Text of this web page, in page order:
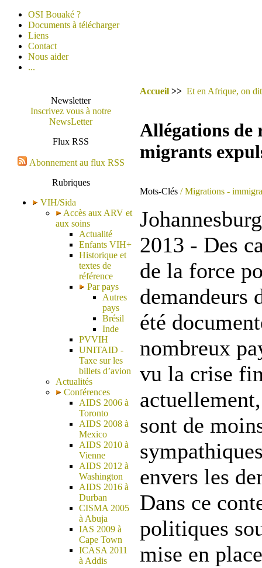
OSI Bouaké ?
Documents à télécharger
Liens
Contact
Nous aider
...
Newsletter
Inscrivez vous à notre
NewsLetter
Flux RSS
Abonnement au flux RSS
Rubriques
VIH/Sida
Accès aux ARV et
aux soins
Actualité
Enfants VIH+
Historique et
textes de
référence
Par pays
Autres
pays
Brésil
Inde
PVVIH
UNITAID -
Taxe sur les
billets d’avion
Actualités
Conférences
AIDS 2006 à
Toronto
AIDS 2008 à
Mexico
AIDS 2010 à
Vienne
AIDS 2012 à
Washington
AIDS 2016 à
Durban
CISMA 2005
à Abuja
IAS 2009 à
Cape Town
ICASA 2011
à Addis
Accueil >> Et en Afrique, on
Allégations de
migrants
Mots-Clés / Migrations -
2013 - Des
de la force
demandeurs
été
nombreux
vu la crise
sont de
envers les
Dans ce
politiques
mise en